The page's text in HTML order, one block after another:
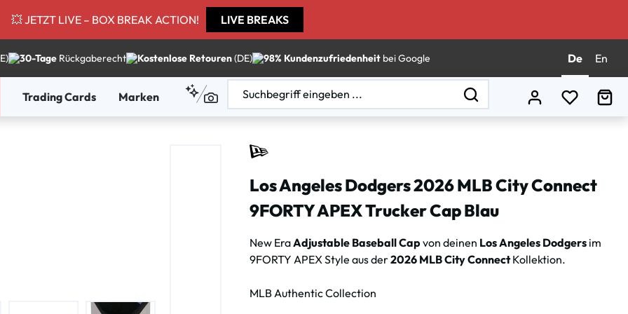
💥 JETZT LIVE – BOX BREAK ACTION! LIVE BREAKS
30-Tage Rückgaberecht Kostenlose Retouren(DE) 98% Kundenzufriedenheit bei Google De En
Du hast
Trading Cards Marken
Los Angeles Dodgers 2026 MLB City Connect
9FORTY APEX Trucker Cap Blau
New EraAdjustable Baseball Cap von deinen Los Angeles Dodgers im
9FORTY APEX Style aus der2026 MLB City ConnectKollektion.
MLB Authentic Collection